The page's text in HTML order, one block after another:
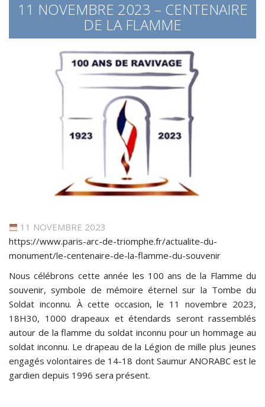
11 NOVEMBRE 2023 – CENTENAIRE
DE LA FLAMME
11 NOVEMBRE 2023
https://www.paris-arc-de-triomphe.fr/actualite-du-
monument/le-centenaire-de-la-flamme-du-souvenir
Nous célébrons cette année les 100 ans de la Flamme du
souvenir, symbole de mémoire éternel sur la Tombe du
Soldat inconnu. À cette occasion, le 11 novembre 2023,
18H30, 1000 drapeaux et étendards seront rassemblés
autour de la flamme du soldat inconnu pour un hommage au
soldat inconnu. Le drapeau de la Légion de mille plus jeunes
engagés volontaires de 14-18 dont Saumur ANORABC est le
gardien depuis 1996 sera présent.